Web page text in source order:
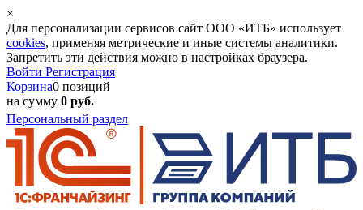
×
Для персонализации сервисов сайт ООО «ИТБ» использует
cookies, применяя метрические и иные системы аналитики.
Запретить эти действия можно в настройках браузера.
Войти Регистрация
Корзина0 позиций
на сумму 0 руб.
Персональный раздел